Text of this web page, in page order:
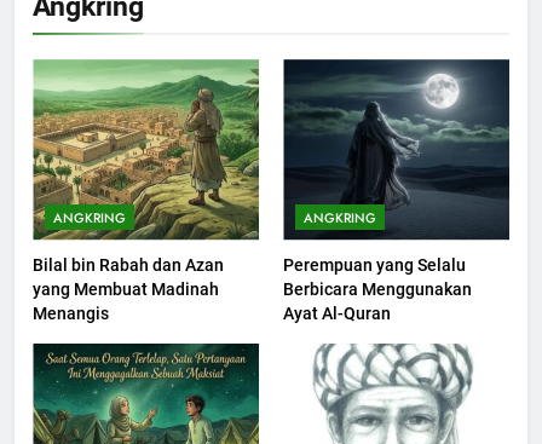
ANGKRING
Bilal bin Rabah dan Azan
yang Membuat Madinah
Menangis
ANGKRING
Perempuan yang Selalu
Berbicara Menggunakan
Ayat Al-Quran
200
Khutbah Idul Fitri di Rumah
KHUTBAH
201
Khutbah jumat: Sejarah
Seebagai Pembangkit Jiwa
KHUTBAH
202